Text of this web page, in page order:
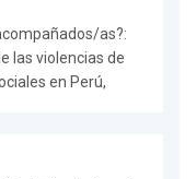
as?:
las violencias de
en Perú,